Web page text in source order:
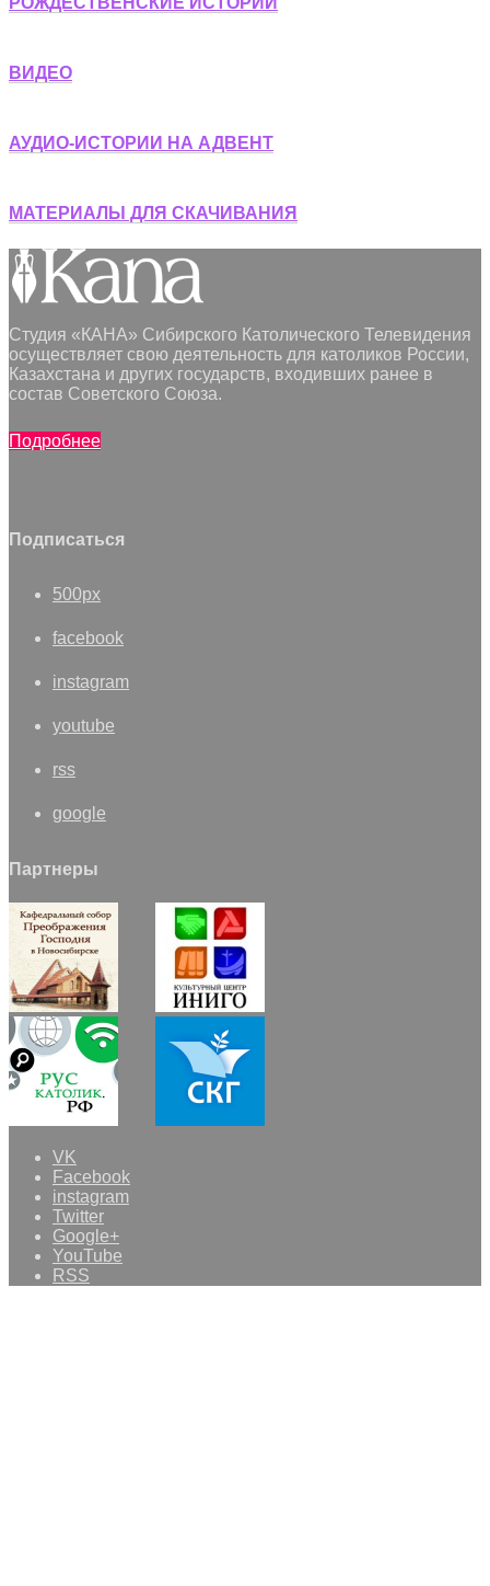
ВИДЕО
АУДИО-ИСТОРИИ НА АДВЕНТ
МАТЕРИАЛЫ ДЛЯ СКАЧИВАНИЯ
Студия «КАНА» Сибирского Католического Телевидения
осуществляет свою деятельность для католиков России,
Казахстана и других государств, входивших ранее в
состав Советского Союза.
Подробнее
Подписаться
500px
facebook
instagram
youtube
rss
google
Партнеры
VK
Facebook
instagram
Twitter
Google+
YouTube
RSS